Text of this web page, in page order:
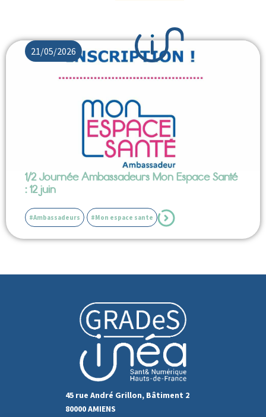
21/05/2026
1/2 Journée Ambassadeurs Mon Espace Santé
: 12 juin
#Ambassadeurs #Mon espace sante
45 rue André Grillon, Bâtiment 2
80000 AMIENS